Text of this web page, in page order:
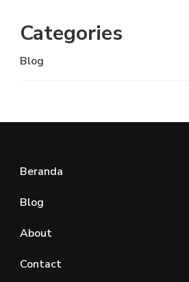
Categories
Blog
Beranda
Blog
About
Contact